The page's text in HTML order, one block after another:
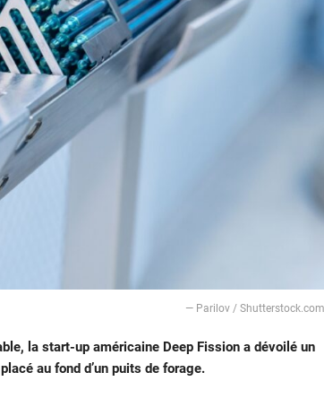
— Parilov / Shutterstock.com
la start-up américaine Deep Fission a dévoilé un
au fond d’un puits de forage.